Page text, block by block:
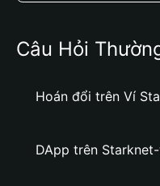
Câu Hỏi
Hoán đổi trên Ví
DApp trên